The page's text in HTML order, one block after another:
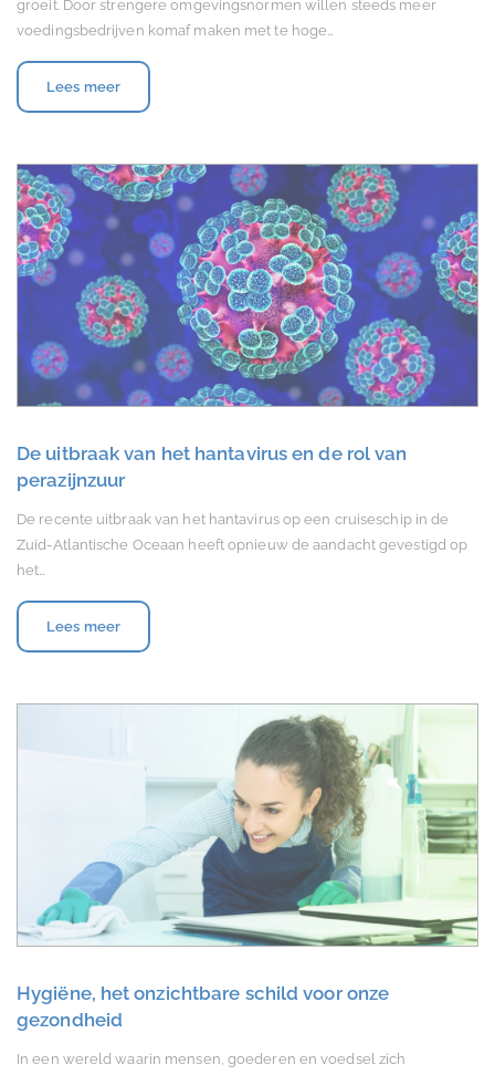
groeit. Door strengere omgevingsnormen willen steeds meer
voedingsbedrijven komaf maken met te hoge…
Lees meer
De uitbraak van het hantavirus en de rol van
perazijnzuur
De recente uitbraak van het hantavirus op een cruiseschip in de
Zuid-Atlantische Oceaan heeft opnieuw de aandacht gevestigd op
het…
Lees meer
Hygiëne, het onzichtbare schild voor onze
gezondheid
In een wereld waarin mensen, goederen en voedsel zich